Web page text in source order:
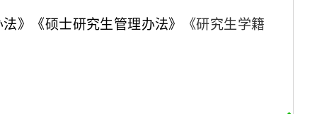
》《硕士研究生管理办法》 《研究生学籍